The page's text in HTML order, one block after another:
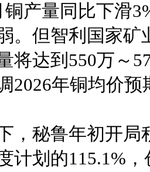
量同比下滑
。但智利国家矿
将达到550万～
2026年铜均价预
秘鲁年初开局
计划的115.1%